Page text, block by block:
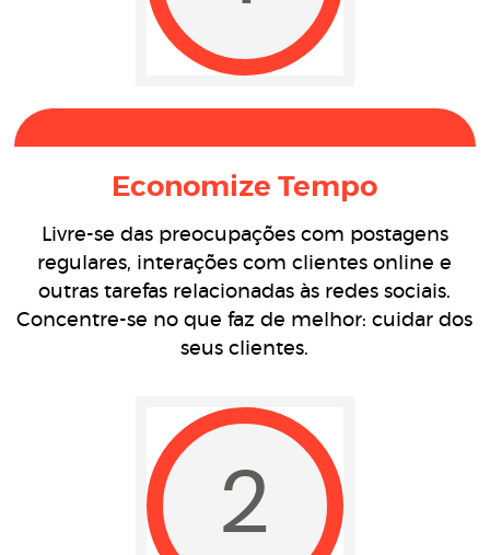
Economize Tempo
Livre-se das preocupações com postagens
regulares, interações com clientes online e
outras tarefas relacionadas às redes sociais.
Concentre-se no que faz de melhor: cuidar dos
seus clientes.
2